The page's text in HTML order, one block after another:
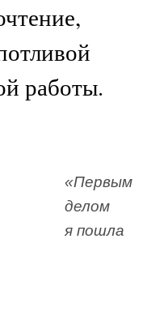
работы.
«Первым
делом
я пошла